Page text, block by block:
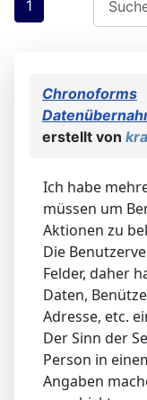
1
Chronoforms
erstellt von
Ich habe
müssen um
Aktionen zu
Die
Felder, daher
Daten,
Adresse, etc.
Der Sinn der
Person in
Angaben